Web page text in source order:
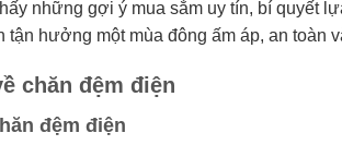
những gợi ý mua sắm uy tín, bí quyết
tận hưởng một mùa đông ấm áp, an toàn
chăn đệm điện
đệm điện